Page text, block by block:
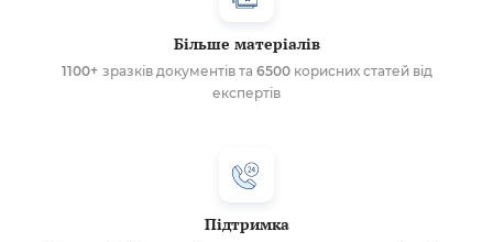
Більше матеріалів
1100+ зразків документів та 6500корисних статей від
експертів
Підтримка